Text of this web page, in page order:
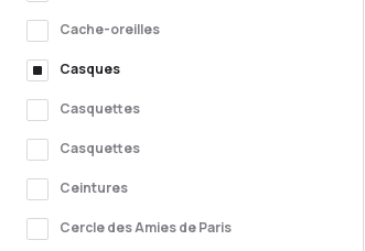
Cache-oreilles
Casques
Casquettes
Casquettes
Ceintures
Cercle des Amies de Paris